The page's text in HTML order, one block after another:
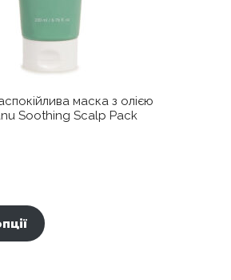
маска з олією
Soothing Scalp Pack